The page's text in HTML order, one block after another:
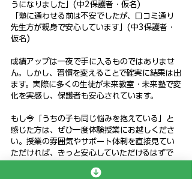
うになりました」(中2保護者・仮名)
「塾に通わせる前は不安でしたが、口コミ通り
先生方が親身で安心しています」(中3保護者・
仮名)
成績アップは一夜で手に入るものではありませ
ん。しかし、習慣を変えることで確実に結果は出
ます。実際に多くの生徒が未来教室・未来塾で変
化を実感し、保護者も安心されています。
もし今「うちの子も同じ悩みを抱えている」と
感じた方は、ぜひ一度体験授業にお越しくださ
い。授業の雰囲気やサポート体制を直接見てい
ただければ、きっと安心していただけるはずで